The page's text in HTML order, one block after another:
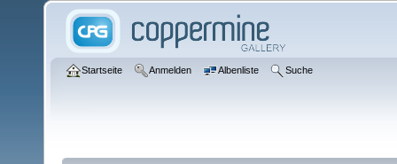
Startseite Anmelden Albenliste Suche